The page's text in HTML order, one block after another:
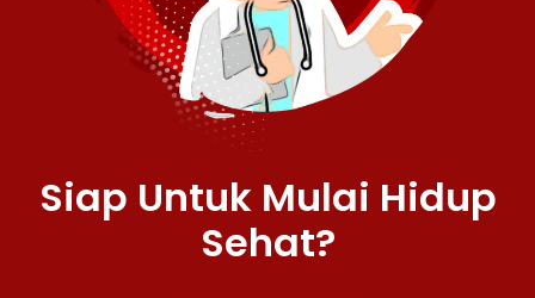
Siap Untuk Mulai Hidup
Sehat?